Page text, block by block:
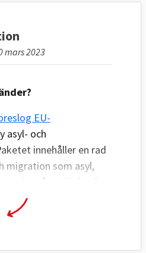
mars 2023
EU-
asyl- och
innehåller en rad
migration som asyl,
återvändande,
med ursprungs-